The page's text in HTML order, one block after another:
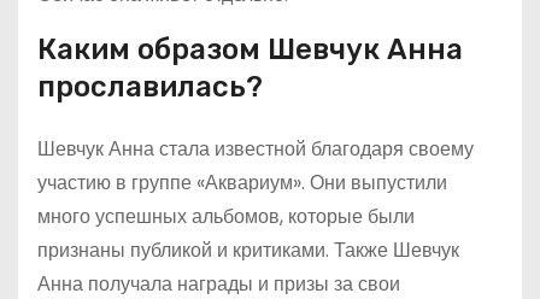
Каким образом Шевчук Анна
прославилась?
Шевчук Анна стала известной благодаря своему
участию в группе «Аквариум». Они выпустили
много успешных альбомов, которые были
признаны публикой и критиками. Также Шевчук
Анна получала награды и призы за свои